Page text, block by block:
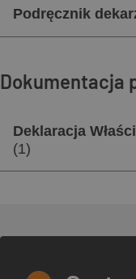
Podręcznik
Dokumentacja
Deklaracja
(1)